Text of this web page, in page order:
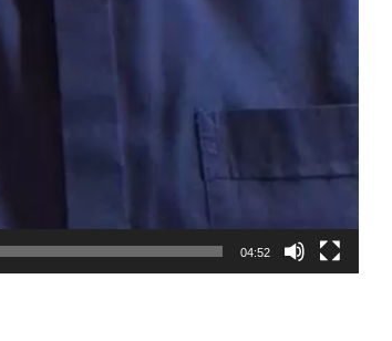
04:52